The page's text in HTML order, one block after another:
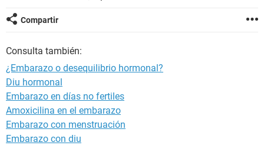
Compartir
Consulta también:
¿Embarazo o desequilibrio hormonal?
Diu hormonal
Embarazo en días no fertiles
Amoxicilina en el embarazo
Embarazo con menstruación
Embarazo con diu